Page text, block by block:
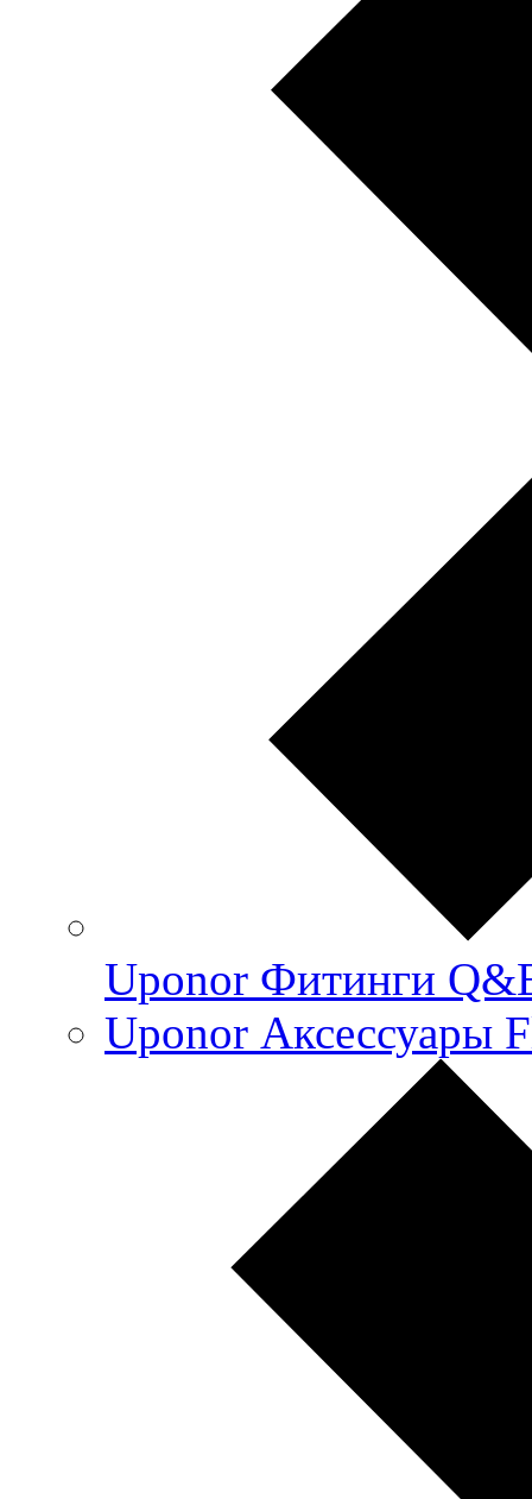
Uponor Фитинги
Uponor Аксессуары